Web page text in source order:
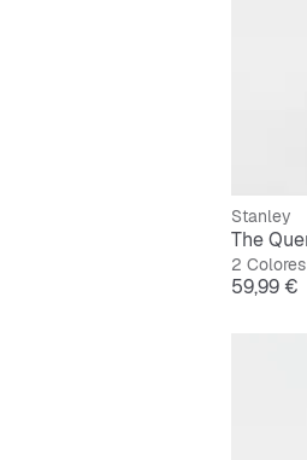
Stanley
2 Colores
Precio
59,99 €